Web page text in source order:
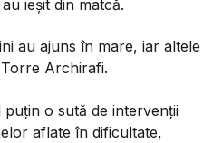
ieșit din matcă.
au ajuns în mare, iar altele
Archirafi.
o sută de intervenții
aflate în dificultate,